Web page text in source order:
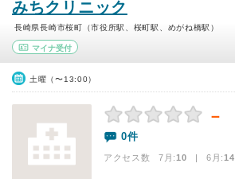
みちクリニック
長崎県長崎市桜町（市役所駅、桜町駅、めがね橋駅）
マイナ受付
土曜（〜13:00）
－
0件
アクセス数 7月:10 | 6月:14